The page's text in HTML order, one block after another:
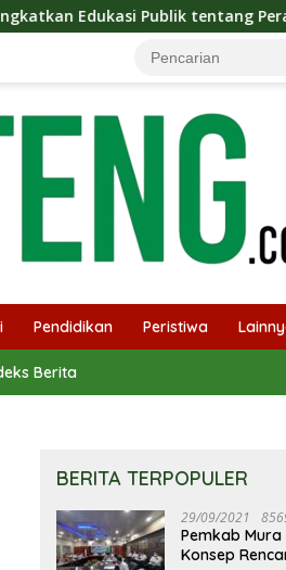
Peran DPD RI
Pendidikan Peristiwa
Berita
BERITA TERPOPULER
29/09/2021
Pemkab
Konsep